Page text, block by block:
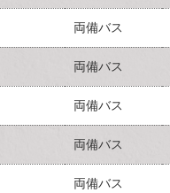
両備バス
両備バス
両備バス
両備バス
両備バス